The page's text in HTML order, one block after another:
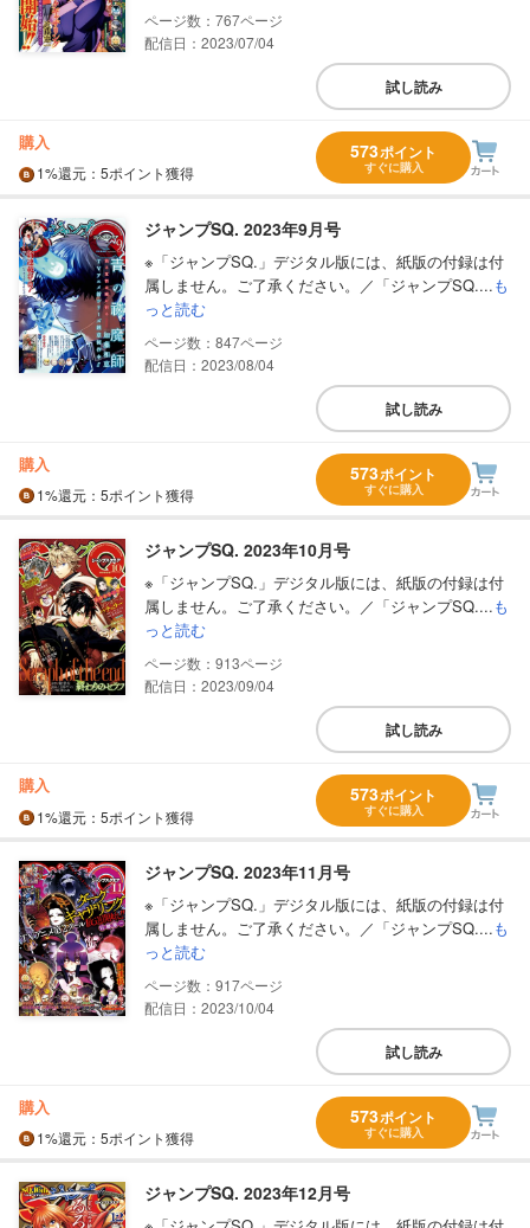
767
配信日：2023/07/04
試し読み
購入
1%還元 ：5ポイント獲得
573ポイント
すぐに購入
ジャンプSQ. 2023年9月号
※「ジャンプSQ.」デジタル版には、紙版の付録は付
属しません。ご了承ください。／「ジャンプSQ....も
っと読む
847
配信日：2023/08/04
試し読み
購入
1%還元 ：5ポイント獲得
573ポイント
すぐに購入
ジャンプSQ. 2023年10月号
※「ジャンプSQ.」デジタル版には、紙版の付録は付
属しません。ご了承ください。／「ジャンプSQ....も
っと読む
913
配信日：2023/09/04
試し読み
購入
1%還元 ：5ポイント獲得
573ポイント
すぐに購入
ジャンプSQ. 2023年11月号
※「ジャンプSQ.」デジタル版には、紙版の付録は付
属しません。ご了承ください。／「ジャンプSQ....も
っと読む
917
配信日：2023/10/04
試し読み
購入
1%還元 ：5ポイント獲得
573ポイント
すぐに購入
ジャンプSQ. 2023年12月号